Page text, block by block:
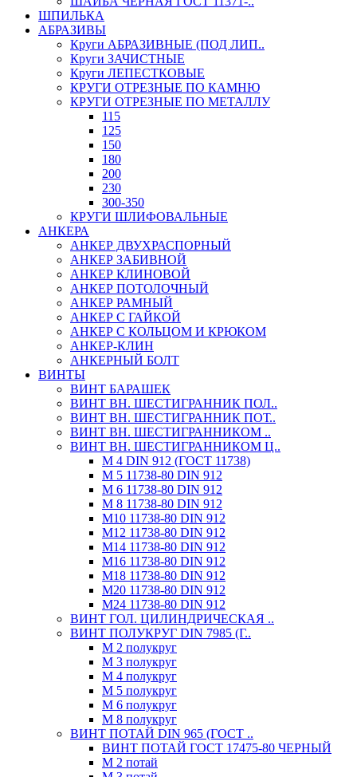
ШПИЛЬКА
АБРАЗИВЫ
Круги АБРАЗИВНЫЕ (ПОД ЛИП..
Круги ЗАЧИСТНЫЕ
Круги ЛЕПЕСТКОВЫЕ
КРУГИ ОТРЕЗНЫЕ ПО КАМНЮ
КРУГИ ОТРЕЗНЫЕ ПО МЕТАЛЛУ
115
125
150
180
200
230
300-350
КРУГИ ШЛИФОВАЛЬНЫЕ
АНКЕРА
АНКЕР ДВУХРАСПОРНЫЙ
АНКЕР ЗАБИВНОЙ
АНКЕР КЛИНОВОЙ
АНКЕР ПОТОЛОЧНЫЙ
АНКЕР РАМНЫЙ
АНКЕР С ГАЙКОЙ
АНКЕР С КОЛЬЦОМ И КРЮКОМ
АНКЕР-КЛИН
АНКЕРНЫЙ БОЛТ
ВИНТЫ
ВИНТ БАРАШЕК
ВИНТ ВН. ШЕСТИГРАННИК ПОЛ..
ВИНТ ВН. ШЕСТИГРАННИК ПОТ..
ВИНТ ВН. ШЕСТИГРАННИКОМ ..
ВИНТ ВН. ШЕСТИГРАННИКОМ Ц..
М 4 DIN 912 (ГОСТ 11738)
М 5 11738-80 DIN 912
М 6 11738-80 DIN 912
М 8 11738-80 DIN 912
М10 11738-80 DIN 912
М12 11738-80 DIN 912
М14 11738-80 DIN 912
М16 11738-80 DIN 912
М18 11738-80 DIN 912
М20 11738-80 DIN 912
М24 11738-80 DIN 912
ВИНТ ГОЛ. ЦИЛИНДРИЧЕСКАЯ ..
ВИНТ ПОЛУКРУГ DIN 7985 (Г..
М 2 полукруг
М 3 полукруг
М 4 полукруг
М 5 полукруг
М 6 полукруг
М 8 полукруг
ВИНТ ПОТАЙ DIN 965 (ГОСТ ..
ВИНТ ПОТАЙ ГОСТ 17475-80 ЧЕРНЫЙ
М 2 потай